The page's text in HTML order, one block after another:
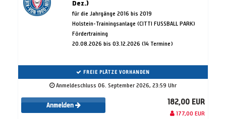
Dez.)
für die Jahrgänge 2016 bis 2019
Holstein-Trainingsanlage (CITTI FUSSBALL PARK)
Fördertraining
20.08.2026 bis 03.12.2026 (14 Termine)
FREIE PLÄTZE VORHANDEN
Anmeldeschluss 06. September 2026, 23:59 Uhr
Anmelden 182,00 EUR
177,00 EUR